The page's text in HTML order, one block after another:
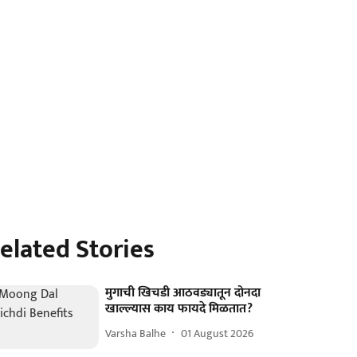
Stories
मुगाची खिचडी आठवड्यातून दोनदा
खाल्ल्यास काय फायदे मिळतात?
Varsha Balhe 01 August 2026